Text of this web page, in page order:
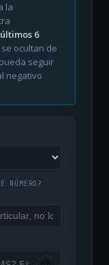
la
6
ocultan de
seguir
negativo
NÚMERO?